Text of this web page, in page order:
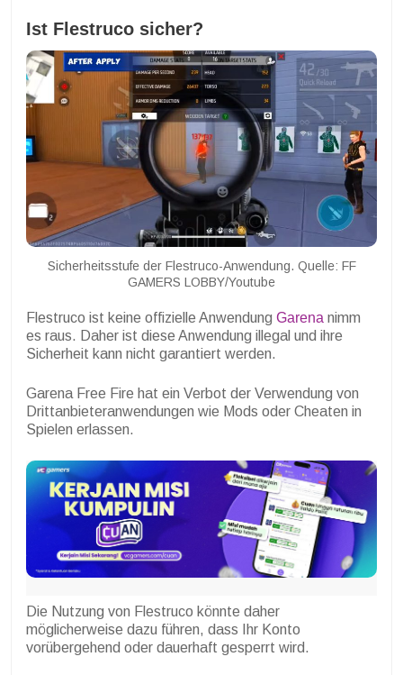
Ist Flestruco sicher?
Sicherheitsstufe der Flestruco-Anwendung. Quelle: FF
GAMERS LOBBY/Youtube
Flestruco ist keine offizielle Anwendung Garena nimm
es raus. Daher ist diese Anwendung illegal und ihre
Sicherheit kann nicht garantiert werden.
Garena Free Fire hat ein Verbot der Verwendung von
Drittanbieteranwendungen wie Mods oder Cheaten in
Spielen erlassen.
Die Nutzung von Flestruco könnte daher
möglicherweise dazu führen, dass Ihr Konto
vorübergehend oder dauerhaft gesperrt wird.